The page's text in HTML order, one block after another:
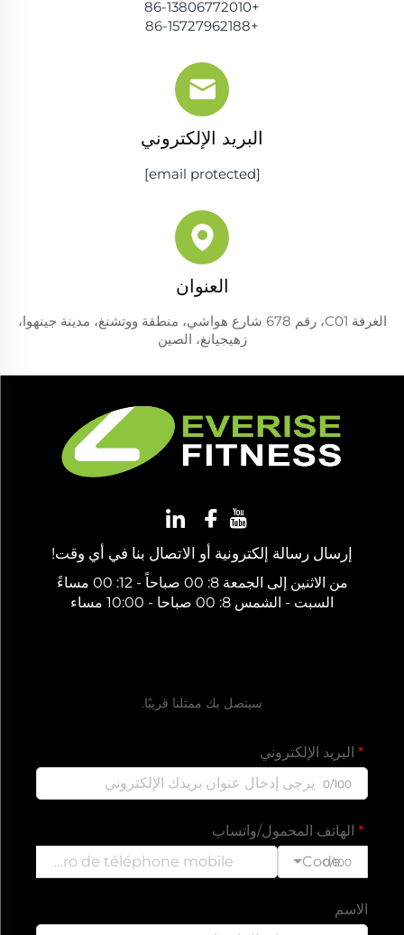
+86-13806772010
+86-15727962188
البريد الإلكتروني
[email protected]
العنوان
الغرفة C01، رقم 678 شارع هواشي، منطقة ووتشنغ، مدينة جينهوا،
زهيجيانغ، الصين
إرسال رسالة إلكترونية أو الاتصال بنا في أي وقت!
من الاثنين إلى الجمعة 8: 00 صباحاً - 12: 00 مساءً
السبت - الشمس 8: 00 صباحا - 10:00 مساء
سيتصل بك ممثلنا قريبًا.
البريد الإلكتروني
0/100
الهاتف المحمول/واتساب
Code
0/100
الاسم